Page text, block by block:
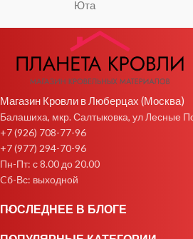
Юта
Магазин Кровли в Люберцах (Москва)
Балашиха, мкр. Салтыковка, ул Лесные
+7 (926) 708-77-96
+7 (977) 294-70-96
Пн-Пт: с 8.00 до 20.00
Cб-Вс: выходной
ПОСЛЕДНЕЕ В БЛОГЕ